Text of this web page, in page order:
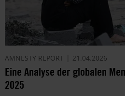
AMNESTY REPORT 21.04.2026
Eine Analyse der globalen
2025